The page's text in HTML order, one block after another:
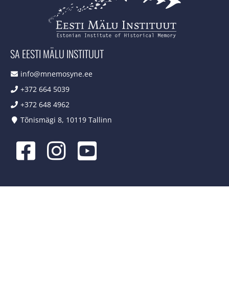
SA EESTI MÄLU INSTITUUT
info@mnemosyne.ee
+372 664 5039
+372 648 4962
Tõnismägi 8, 10119 Tallinn